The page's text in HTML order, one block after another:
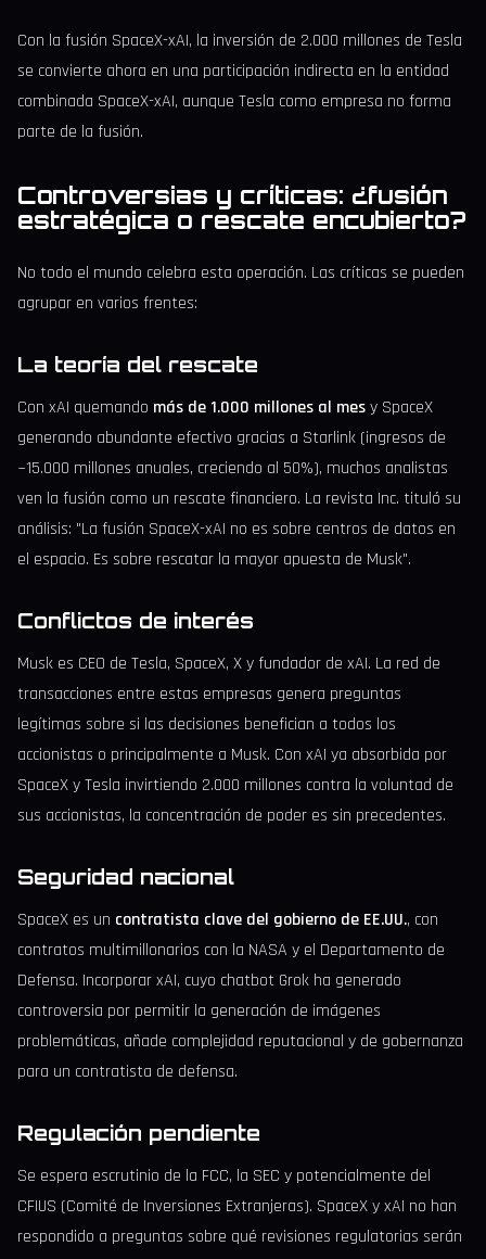
Con la fusión SpaceX-xAI, la inversión de 2.000 millones de Tesla
se convierte ahora en una participación indirecta en la entidad
combinada SpaceX-xAI, aunque Tesla como empresa no forma
parte de la fusión.
Controversias y críticas: ¿fusión
estratégica o rescate encubierto?
No todo el mundo celebra esta operación. Las críticas se pueden
agrupar en varios frentes:
La teoría del rescate
Con xAI quemando más de 1.000 millones al mesy SpaceX
generando abundante efectivo gracias a Starlink (ingresos de
~15.000 millones anuales, creciendo al 50%), muchos analistas
ven la fusión como un rescate financiero. La revista Inc. tituló su
análisis: "La fusión SpaceX-xAI no es sobre centros de datos en
el espacio. Es sobre rescatar la mayor apuesta de Musk".
Conflictos de interés
Musk es CEO de Tesla, SpaceX, X y fundador de xAI. La red de
transacciones entre estas empresas genera preguntas
legítimas sobre si las decisiones benefician a todos los
accionistas o principalmente a Musk. Con xAI ya absorbida por
SpaceX y Tesla invirtiendo 2.000 millones contra la voluntad de
sus accionistas, la concentración de poder es sin precedentes.
Seguridad nacional
SpaceX es un contratista clave del gobierno de EE.UU., con
contratos multimillonarios con la NASA y el Departamento de
Defensa. Incorporar xAI, cuyo chatbot Grok ha generado
controversia por permitir la generación de imágenes
problemáticas, añade complejidad reputacional y de gobernanza
para un contratista de defensa.
Regulación pendiente
Se espera escrutinio de la FCC, la SEC y potencialmente del
CFIUS (Comité de Inversiones Extranjeras). SpaceX y xAI no han
respondido a preguntas sobre qué revisiones regulatorias serán